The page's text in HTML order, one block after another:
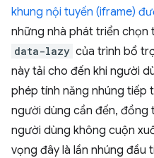
khung nội tuyến (iframe)
những nhà phát triển chọn
data-lazy của trình bổ
này tải cho đến khi người
phép tính năng nhúng tiếp
người dùng cần đến, đồng
người dùng không cuộn
vọng đây là lần nhúng đầu